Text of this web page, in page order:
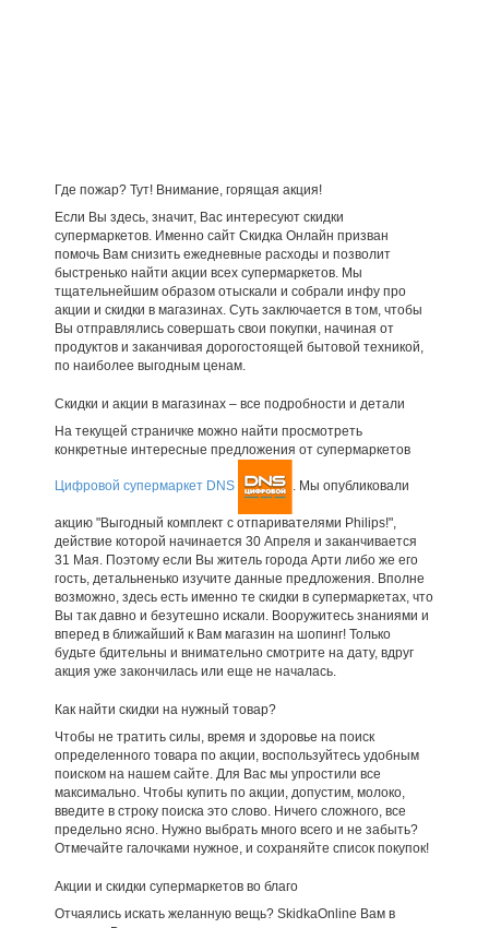
Где пожар? Тут! Внимание, горящая акция!
Если Вы здесь, значит, Вас интересуют скидки
супермаркетов. Именно сайт Скидка Онлайн призван
помочь Вам снизить ежедневные расходы и позволит
быстренько найти акции всех супермаркетов. Мы
тщательнейшим образом отыскали и собрали инфу про
акции и скидки в магазинах. Суть заключается в том, чтобы
Вы отправлялись совершать свои покупки, начиная от
продуктов и заканчивая дорогостоящей бытовой техникой,
по наиболее выгодным ценам.
Скидки и акции в магазинах – все подробности и детали
На текущей страничке можно найти просмотреть
конкретные интересные предложения от супермаркетов
Цифровой супермаркет DNS . Мы опубликовали
акцию "Выгодный комплект с отпаривателями Philips!",
действие которой начинается 30 Апреля и заканчивается
31 Мая. Поэтому если Вы житель города Арти либо же его
гость, детальненько изучите данные предложения. Вполне
возможно, здесь есть именно те скидки в супермаркетах, что
Вы так давно и безутешно искали. Вооружитесь знаниями и
вперед в ближайший к Вам магазин на шопинг! Только
будьте бдительны и внимательно смотрите на дату, вдруг
акция уже закончилась или еще не началась.
Как найти скидки на нужный товар?
Чтобы не тратить силы, время и здоровье на поиск
определенного товара по акции, воспользуйтесь удобным
поиском на нашем сайте. Для Вас мы упростили все
максимально. Чтобы купить по акции, допустим, молоко,
введите в строку поиска это слово. Ничего сложного, все
предельно ясно. Нужно выбрать много всего и не забыть?
Отмечайте галочками нужное, и сохраняйте список покупок!
Акции и скидки супермаркетов во благо
Отчаялись искать желанную вещь? SkidkaOnline Вам в